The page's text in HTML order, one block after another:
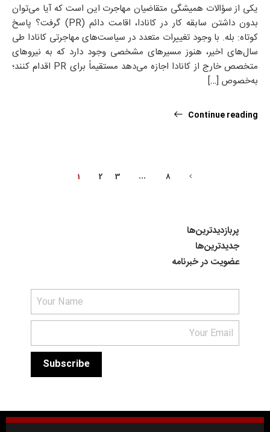
یکی از سؤالات همیشگی متقاضیان مهاجرت این است که آیا می‌توان
بدون داشتن سابقه کار در کانادا، اقامت دائم (PR) گرفت؟ پاسخ
کوتاه: بله. با وجود تغییرات متعدد در سیاست‌های مهاجرتی کانادا طی
سال‌های اخیر، هنوز مسیرهای مشخصی وجود دارد که به نیروهای
متخصص خارج از کانادا اجازه می‌دهد مستقیماً برای PR اقدام کنند؛
به‌خصوص […]
Continue reading
1 2 3 … 8
پربازدیدترین‌ها
جدیدترین‌ها
عضویت در خبرنامه